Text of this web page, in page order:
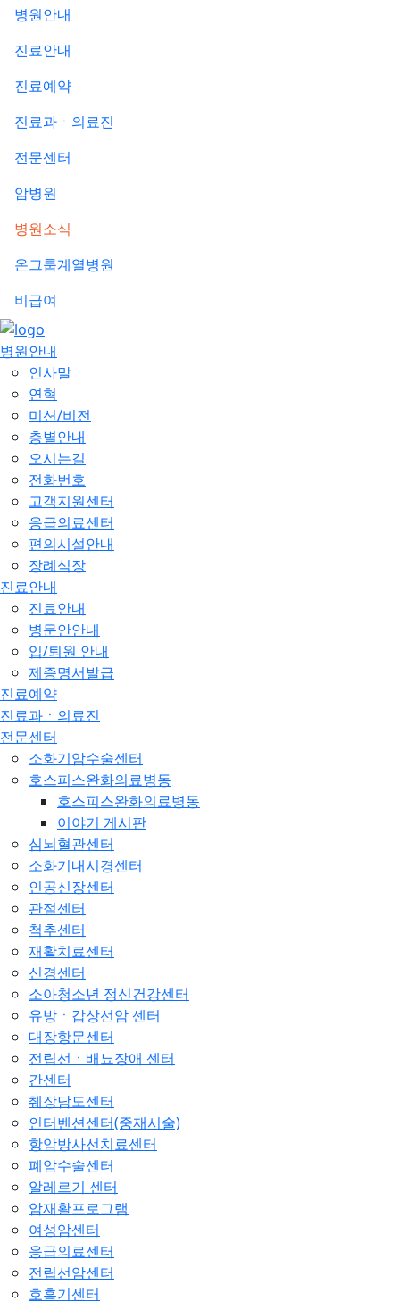
병원안내
진료안내
진료예약
진료과ㆍ의료진
전문센터
암병원
병원소식
온그룹계열병원
비급여
병원안내
인사말
연혁
미션/비전
층별안내
오시는길
전화번호
고객지원센터
응급의료센터
편의시설안내
장례식장
진료안내
진료안내
병문안안내
입/퇴원 안내
제증명서발급
진료예약
진료과ㆍ의료진
전문센터
소화기암수술센터
호스피스완화의료병동
호스피스완화의료병동
이야기 게시판
심뇌혈관센터
소화기내시경센터
인공신장센터
관절센터
척추센터
재활치료센터
신경센터
소아청소년 정신건강센터
유방ㆍ갑상선암 센터
대장항문센터
전립선ㆍ배뇨장애 센터
간센터
췌장담도센터
인터벤션센터(중재시술)
항암방사선치료센터
폐암수술센터
알레르기 센터
암재활프로그램
여성암센터
응급의료센터
전립선암센터
호흡기센터